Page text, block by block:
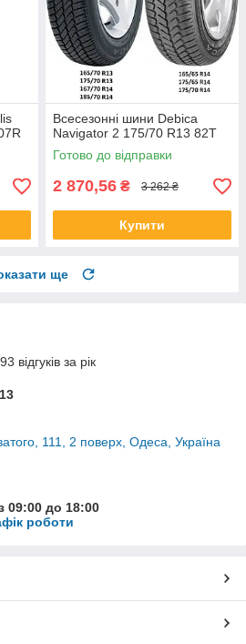
Всесезонні шини Debica
Navigator 2 175/70 R13 82T
Готово до відправки
2 870,56 ₴ 3 262 ₴
Купити
ще
відгуків за рік
111, 2 поверх, Одеса, Україна
09:00 до 18:00
роботи